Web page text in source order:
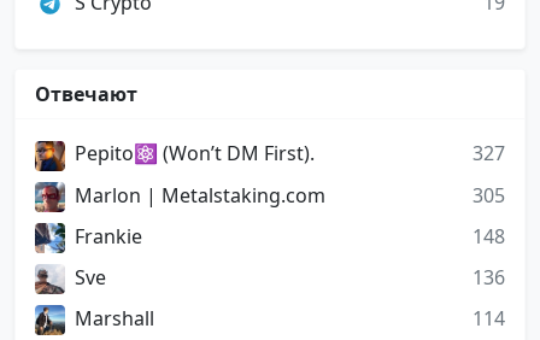
Отвечают
Pepito⚛️ (Won’t DM First).
327
Marlon | Metalstaking.com
305
Frankie
148
Sve
136
Marshall
114